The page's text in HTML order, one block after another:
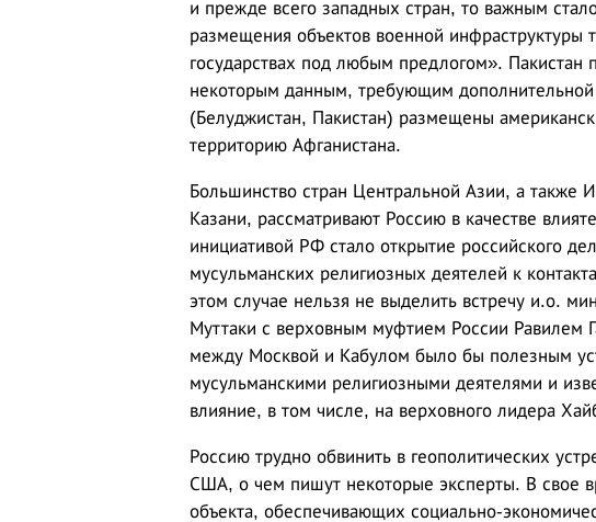
и прежде всего западных стран, то важным
размещения объектов военной инфраструктуры
государствах под любым предлогом».
некоторым данным, требующим
(Белуджистан, Пакистан) размещены
территорию Афганистана.
Большинство стран Центральной Азии, а также
Казани, рассматривают Россию в качестве
инициативой РФ стало открытие российского
мусульманских религиозных деятелей к
этом случае нельзя не выделить встречу и.о.
Муттаки с верховным муфтием России Равилем
между Москвой и Кабулом было бы полезным
мусульманскими религиозными деятелями и
влияние, в том числе, на верховного лидера
Россию трудно обвинить в геополитических
США, о чем пишут некоторые эксперты. В свое
объекта, обеспечивающих социально-